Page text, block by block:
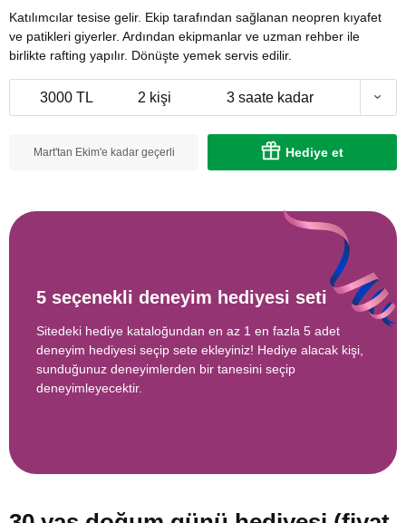
Katılımcılar tesise gelir. Ekip tarafından sağlanan neopren kıyafet
ve patikleri giyerler. Ardından ekipmanlar ve uzman rehber ile
birlikte rafting yapılır. Dönüşte yemek servis edilir.
3000 TL 2 kişi 3 saate kadar
Mart'tan Ekim'e kadar geçerli Hediye et
5 seçenekli deneyim hediyesi seti
Sitedeki hediye kataloğundan en az 1 en fazla 5 adet
deneyim hediyesi seçip sete ekleyiniz! Hediye alacak kişi,
sunduğunuz deneyimlerden bir tanesini seçip
deneyimleyecektir.